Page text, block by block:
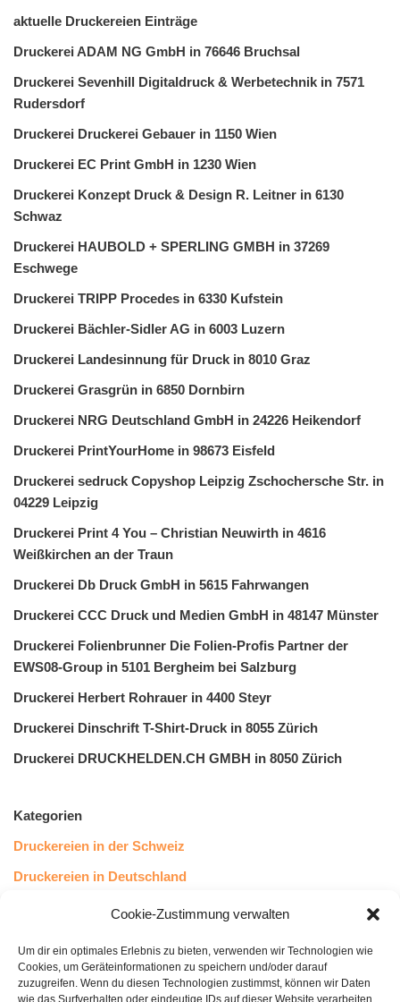
Cookie-Zustimmung verwalten
Um dir ein optimales Erlebnis zu bieten, verwenden wir Technologien wie
Cookies, um Geräteinformationen zu speichern und/oder darauf
zuzugreifen. Wenn du diesen Technologien zustimmst, können wir Daten
wie das Surfverhalten oder eindeutige IDs auf dieser Website verarbeiten.
aktuelle Druckereien Einträge
Druckerei ADAM NG GmbH in 76646 Bruchsal
Druckerei Sevenhill Digitaldruck & Werbetechnik in 7571
Rudersdorf
Druckerei Druckerei Gebauer in 1150 Wien
Druckerei EC Print GmbH in 1230 Wien
Druckerei Konzept Druck & Design R. Leitner in 6130
Schwaz
Druckerei HAUBOLD + SPERLING GMBH in 37269
Eschwege
Druckerei TRIPP Procedes in 6330 Kufstein
Druckerei Bächler-Sidler AG in 6003 Luzern
Druckerei Landesinnung für Druck in 8010 Graz
Druckerei Grasgrün in 6850 Dornbirn
Druckerei NRG Deutschland GmbH in 24226 Heikendorf
Druckerei PrintYourHome in 98673 Eisfeld
Druckerei sedruck Copyshop Leipzig Zschochersche Str. in
04229 Leipzig
Druckerei Print 4 You – Christian Neuwirth in 4616
Weißkirchen an der Traun
Druckerei Db Druck GmbH in 5615 Fahrwangen
Druckerei CCC Druck und Medien GmbH in 48147 Münster
Druckerei Folienbrunner Die Folien-Profis Partner der
EWS08-Group in 5101 Bergheim bei Salzburg
Druckerei Herbert Rohrauer in 4400 Steyr
Druckerei Dinschrift T-Shirt-Druck in 8055 Zürich
Druckerei DRUCKHELDEN.CH GMBH in 8050 Zürich
Kategorien
Druckereien in der Schweiz
Druckereien in Deutschland
Druckereien in Österreich
Kundenstimmen